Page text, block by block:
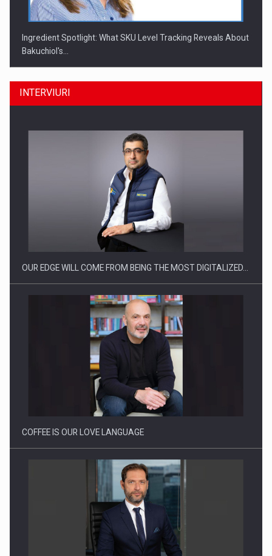
Producatorii si comerciantii care nu se supun noilor
INTERVIURI
OUR EDGE WILL COME FROM BEING THE MOST DIGITALIZED…
COFFEE IS OUR LOVE LANGUAGE
BUILDING THE FUTURE OF ENERGY: ENEVO GROUP’S ONE-
STOP-SHOP MODEL…